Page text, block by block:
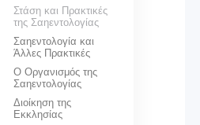
Στάση και Πρακτικές
της Σαηεντολογίας
Σαηεντολογία και
Άλλες Πρακτικές
Ο Οργανισμός της
Σαηεντολογίας
Διοίκηση της
Εκκλησίας